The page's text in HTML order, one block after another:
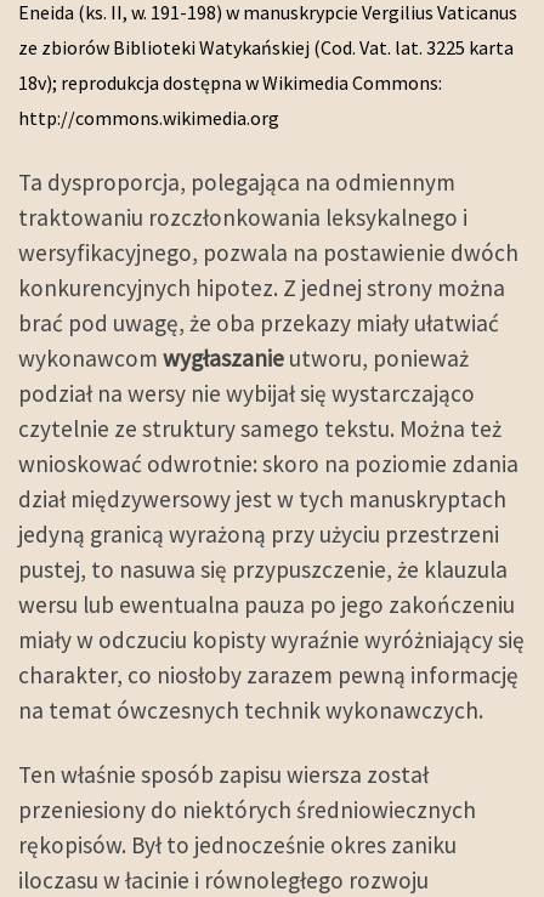
Eneida (ks. II, w. 191-198) w manuskrypcie Vergilius Vaticanus
ze zbiorów Biblioteki Watykańskiej (Cod. Vat. lat. 3225 karta
18v); reprodukcja dostępna w Wikimedia Commons:
http://commons.wikimedia.org
Ta dysproporcja, polegająca na odmiennym
traktowaniu rozczłonkowania leksykalnego i
wersyfikacyjnego, pozwala na postawienie dwóch
konkurencyjnych hipotez. Z jednej strony można
brać pod uwagę, że oba przekazy miały ułatwiać
wykonawcom wygłaszanie utworu, ponieważ
podział na wersy nie wybijał się wystarczająco
czytelnie ze struktury samego tekstu. Można też
wnioskować odwrotnie: skoro na poziomie zdania
dział międzywersowy jest w tych manuskryptach
jedyną granicą wyrażoną przy użyciu przestrzeni
pustej, to nasuwa się przypuszczenie, że klauzula
wersu lub ewentualna pauza po jego zakończeniu
miały w odczuciu kopisty wyraźnie wyróżniający się
charakter, co niosłoby zarazem pewną informację
na temat ówczesnych technik wykonawczych.
Ten właśnie sposób zapisu wiersza został
przeniesiony do niektórych średniowiecznych
rękopisów. Był to jednocześnie okres zaniku
iloczasu w łacinie i równoległego rozwoju